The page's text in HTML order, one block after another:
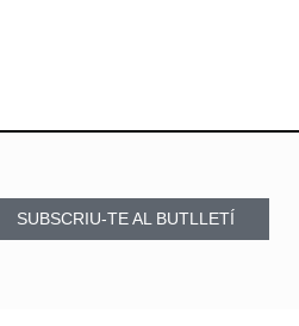
SUBSCRIU-TE AL BUTLLETÍ